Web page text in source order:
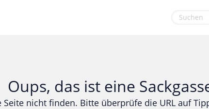
Gesundheit & Beauty
Mobilfunk & Internet
Oups, das ist eine
nicht finden. Bitte überprüfe die URL auf